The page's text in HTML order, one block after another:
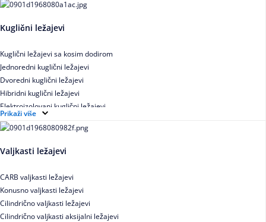
Kuglični ležajevi
Kuglični ležajevi sa kosim dodirom
Jednoredni kuglični ležajevi
Dvoredni kuglični ležajevi
Hibridni kuglični ležajevi
Elektroizolovani kuglični ležajevi
Samopodesivi kuglični ležajevi
Aksijalni kuglični ležajevi
Kuglični ležajevi od nerđajućeg čelika
Prikaži više
Valjkasti ležajevi
CARB valjkasti ležajevi
Konusno valjkasti ležajevi
Cilindrično valjkasti ležajevi
Cilindrično valjkasti aksijalni ležajevi